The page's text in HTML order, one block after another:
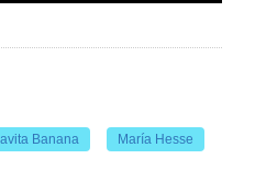
Banana María Hesse